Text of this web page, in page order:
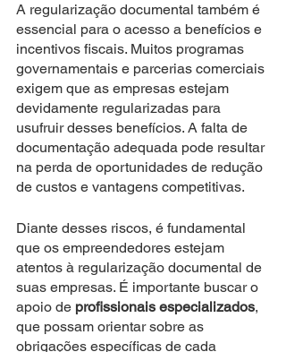
A regularização documental também é
essencial para o acesso a benefícios e
incentivos fiscais. Muitos programas
governamentais e parcerias comerciais
exigem que as empresas estejam
devidamente regularizadas para
usufruir desses benefícios. A falta de
documentação adequada pode resultar
na perda de oportunidades de redução
de custos e vantagens competitivas.
Diante desses riscos, é fundamental
que os empreendedores estejam
atentos à regularização documental de
suas empresas. É importante buscar o
apoio de profissionais especializados,
que possam orientar sobre as
obrigações específicas de cada